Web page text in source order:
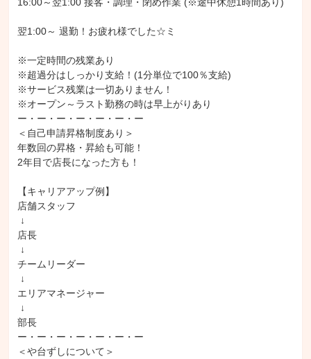
翌1:00～ 退勤！お疲れ様でした☆ミ
※一定時間の残業あり
※超過分はしっかり支給！(1分単位で100％支給)
※サービス残業は一切ありません！
※オープン～ラスト勤務の時は早上がりあり
ー・ー・ー・ー・ー・ー・ー
＜自己申請昇格制度あり＞
年数回の昇格・昇給も可能！
2年目で店長になった方も！
【キャリアアップ例】
店舗スタッフ
店長
チームリーダー
エリアマネージャー
部長
ー・ー・ー・ー・ー・ー・ー
＜や台ずしについて＞